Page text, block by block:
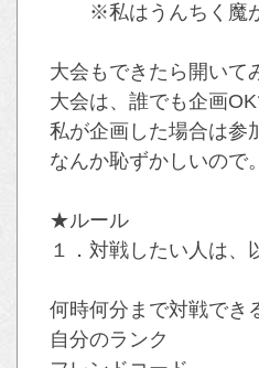
※私はうんちく魔が
大会もできたら開いて
大会は、誰でも企画OK
私が企画した場合は参
なんか恥ずかしいので。
★ルール
１．対戦したい人は
何時何分まで対戦でき
自分のラン